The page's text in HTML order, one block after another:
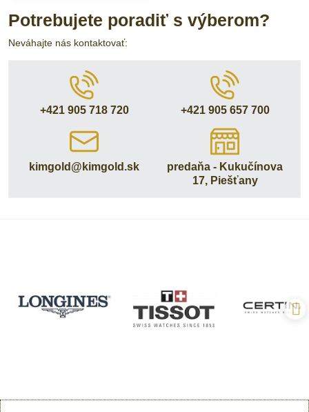
Potrebujete poradiť s výberom?
Neváhajte nás kontaktovať:
+421 905 718 720 +421 905 657 700
kimgold​@kimgold​.sk
predaňa - Kukučínova
17, Piešťany